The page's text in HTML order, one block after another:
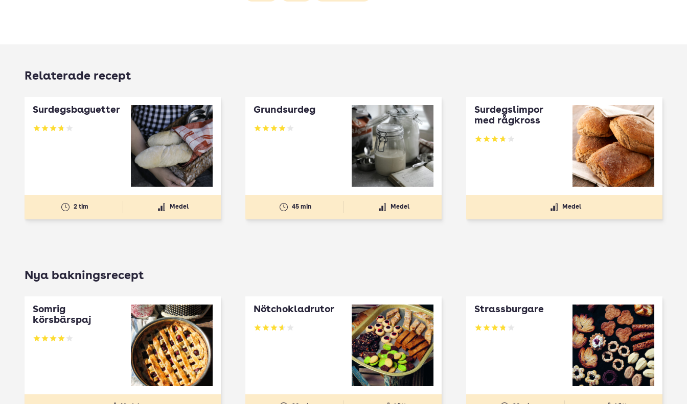
Relaterade recept
Surdegsbaguetter
Betyg: 3.71 av 5
2 tim Medel
Grundsurdeg
Betyg: 3.92 av 5
45 min Medel
Surdegslimpor
med rågkross
Betyg: 3.7 av 5
Medel
Nya bakningsrecept
Somrig
körsbärspaj
Betyg: 4 av 5
Nötchokladrutor
Betyg: 3.65 av 5
Strassburgare
Betyg: 3.78 av 5